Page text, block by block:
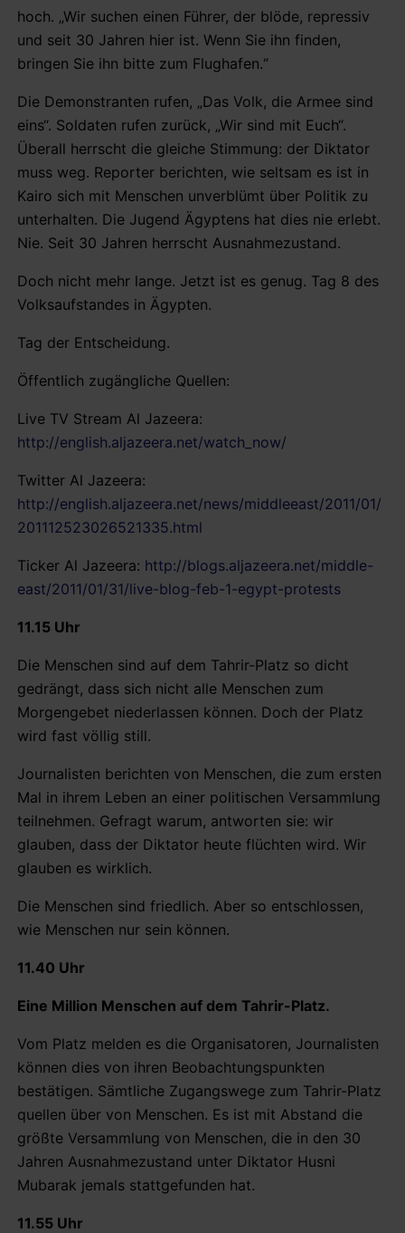
hoch. „Wir suchen einen Führer, der blöde, repressiv
und seit 30 Jahren hier ist. Wenn Sie ihn finden,
bringen Sie ihn bitte zum Flughafen.“
Die Demonstranten rufen, „Das Volk, die Armee sind
eins“. Soldaten rufen zurück, „Wir sind mit Euch“.
Überall herrscht die gleiche Stimmung: der Diktator
muss weg. Reporter berichten, wie seltsam es ist in
Kairo sich mit Menschen unverblümt über Politik zu
unterhalten. Die Jugend Ägyptens hat dies nie erlebt.
Nie. Seit 30 Jahren herrscht Ausnahmezustand.
Doch nicht mehr lange. Jetzt ist es genug. Tag 8 des
Volksaufstandes in Ägypten.
Tag der Entscheidung.
Öffentlich zugängliche Quellen:
Live TV Stream Al Jazeera:
http://english.aljazeera.net/watch_now/
Twitter Al Jazeera:
http://english.aljazeera.net/news/middleeast/2011/01/
201112523026521335.html
Ticker Al Jazeera: http://blogs.aljazeera.net/middle-
east/2011/01/31/live-blog-feb-1-egypt-protests
11.15 Uhr
Die Menschen sind auf dem Tahrir-Platz so dicht
gedrängt, dass sich nicht alle Menschen zum
Morgengebet niederlassen können. Doch der Platz
wird fast völlig still.
Journalisten berichten von Menschen, die zum ersten
Mal in ihrem Leben an einer politischen Versammlung
teilnehmen. Gefragt warum, antworten sie: wir
glauben, dass der Diktator heute flüchten wird. Wir
glauben es wirklich.
Die Menschen sind friedlich. Aber so entschlossen,
wie Menschen nur sein können.
11.40 Uhr
Eine Million Menschen auf dem Tahrir-Platz.
Vom Platz melden es die Organisatoren, Journalisten
können dies von ihren Beobachtungspunkten
bestätigen. Sämtliche Zugangswege zum Tahrir-Platz
quellen über von Menschen. Es ist mit Abstand die
größte Versammlung von Menschen, die in den 30
Jahren Ausnahmezustand unter Diktator Husni
Mubarak jemals stattgefunden hat.
11.55 Uhr